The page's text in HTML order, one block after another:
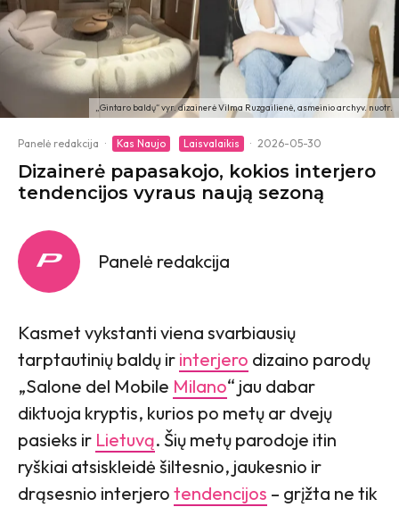
„Gintaro baldų“ vyr. dizainerė Vilma Ruzgailienė, asmeinio archyv. nuotr.
Panelė redakcija · Kas Naujo Laisvalaikis · 2026-05-30
Dizainerė papasakojo, kokios interjero
tendencijos vyraus naują sezoną
Panelė redakcija
Kasmet vykstanti viena svarbiausių
tarptautinių baldų ir interjero dizaino parodų
„Salone del Mobile Milano“ jau dabar
diktuoja kryptis, kurios po metų ar dvejų
pasieks ir Lietuvą. Šių metų parodoje itin
ryškiai atsiskleidė šiltesnio, jaukesnio ir
drąsesnio interjero tendencijos – grįžta ne tik